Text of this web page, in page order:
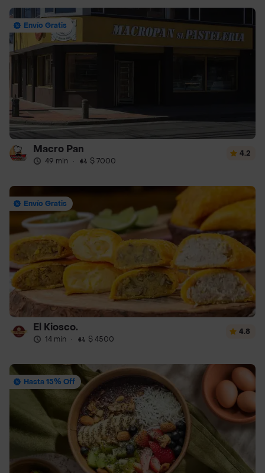
Envío Gratis
Macro Pan
49 min · $ 7000
4.2
Envío Gratis
El Kiosco.
14 min · $ 4500
4.8
Hasta 15% Off